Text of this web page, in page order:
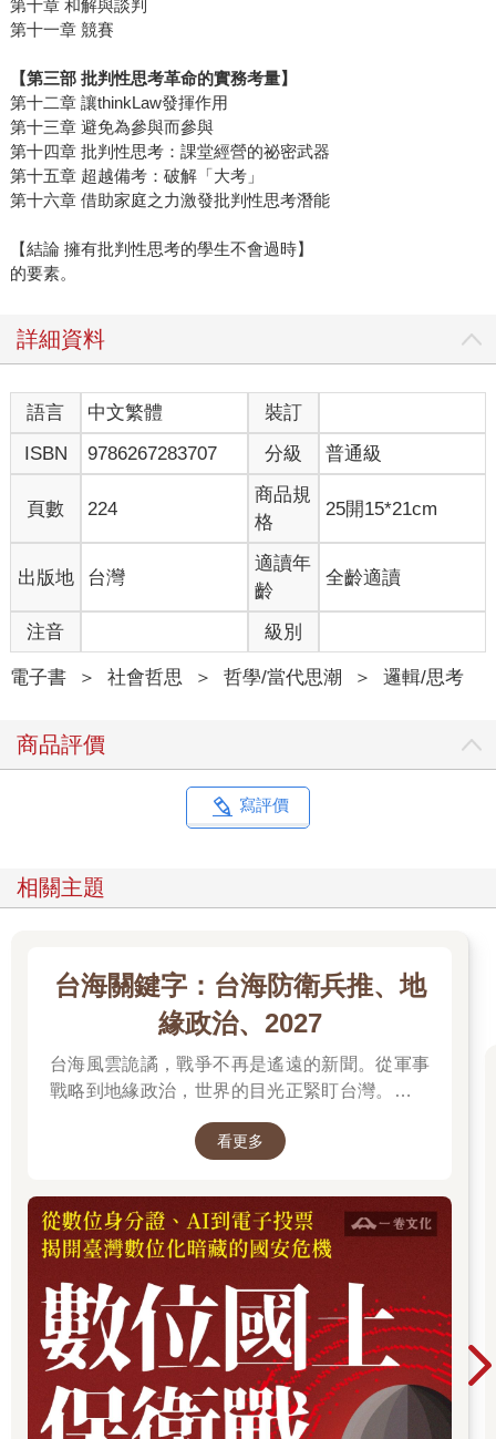
第十章 和解與談判
第十一章 競賽
【第三部 批判性思考革命的實務考量】
第十二章 讓thinkLaw發揮作用
第十三章 避免為參與而參與
第十四章 批判性思考：課堂經營的祕密武器
第十五章 超越備考：破解「大考」
第十六章 借助家庭之力激發批判性思考潛能
【結論 擁有批判性思考的學生不會過時】
的要素。
詳細資料
語言 中文繁體
裝訂
ISBN
9786267283707 分級 普通級
頁數 224
商品規
格
25開15*21cm
出版地 台灣
適讀年
齡
全齡適讀
注音 級別
電子書 ＞ 社會哲思 ＞ 哲學/當代思潮 ＞ 邏輯/思考
商品評價
寫評價
相關主題
台海關鍵字：台海防衛兵推、地
緣政治、2027
台海風雲詭譎，戰爭不再是遙遠的新聞。從軍事
戰略到地緣政治，世界的目光正緊盯台灣。我們
看更多